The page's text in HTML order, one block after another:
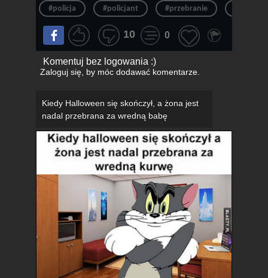
#policja #policjant #przebranie
10 0
Komentuj bez logowania :)
Zaloguj się, by móc dodawać komentarze.
Kiedy Halloween się skończył, a żona jest
nadal przebrana za wredną babę